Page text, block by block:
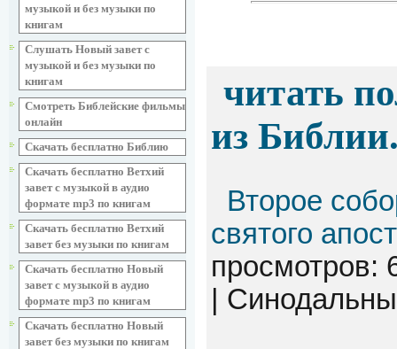
музыкой и без музыки по
книгам
Слушать Новый завет с
музыкой и без музыки по
книгам
Смотреть Библейские фильмы
онлайн
Скачать бесплатно Библию
Скачать бесплатно Ветхий
завет с музыкой в аудио
формате mp3 по книгам
Скачать бесплатно Ветхий
завет без музыки по книгам
Скачать бесплатно Новый
завет с музыкой в аудио
формате mp3 по книгам
Скачать бесплатно Новый
завет без музыки по книгам
читать
из
Второе
святого
просмотров:
|